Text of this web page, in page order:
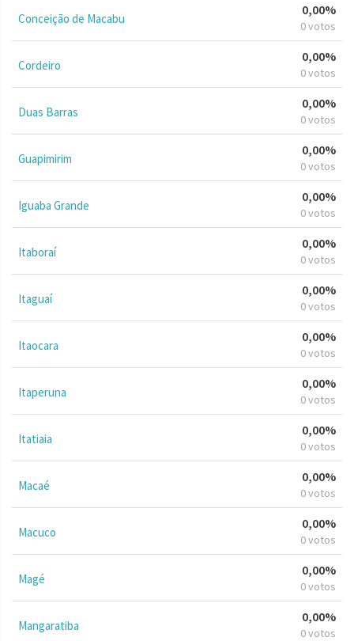
Conceição de Macabu
0,00%
0 votos
Cordeiro
0,00%
0 votos
Duas Barras
0,00%
0 votos
Guapimirim
0,00%
0 votos
Iguaba Grande
0,00%
0 votos
Itaboraí
0,00%
0 votos
Itaguaí
0,00%
0 votos
Itaocara
0,00%
0 votos
Itaperuna
0,00%
0 votos
Itatiaia
0,00%
0 votos
Macaé
0,00%
0 votos
Macuco
0,00%
0 votos
Magé
0,00%
0 votos
Mangaratiba
0,00%
0 votos